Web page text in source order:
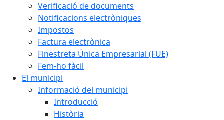
Verificació de documents
Notificacions electròniques
Impostos
Factura electrònica
Finestreta Única Empresarial (FUE)
Fem-ho fàcil
El municipi
Informació del municipi
Introducció
Història